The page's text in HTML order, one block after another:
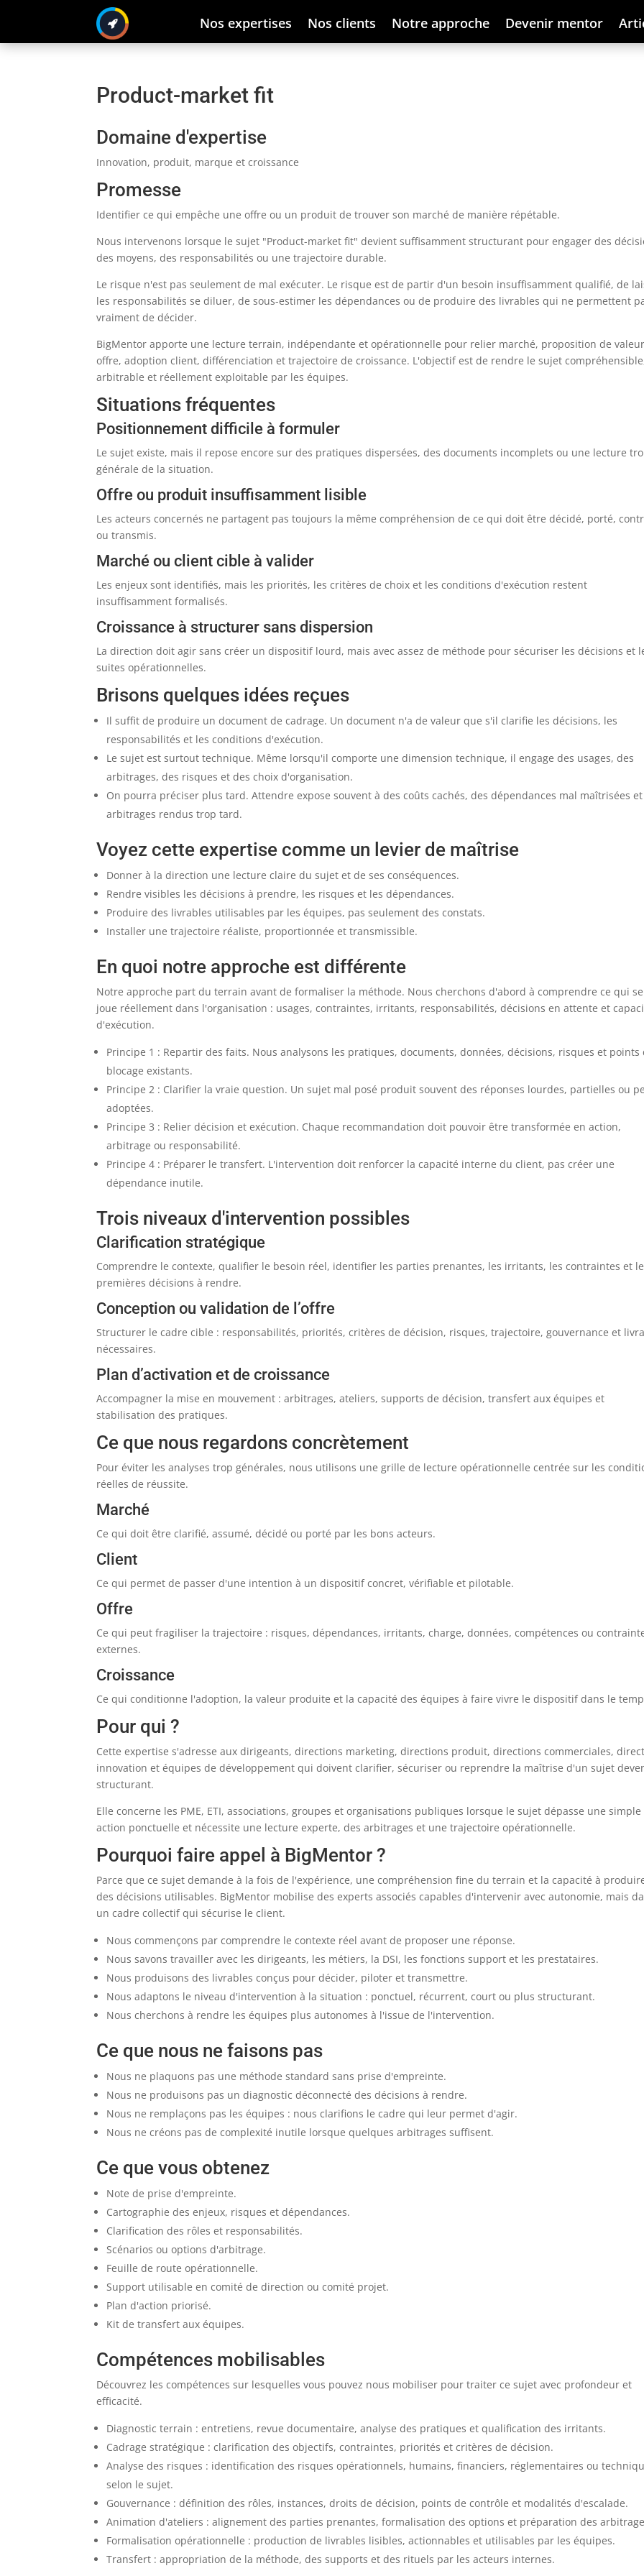
Nos expertises Nos clients Notre approche Devenir mentor
Product-market fit
Domaine d'expertise
Innovation, produit, marque et croissance
Promesse
Identifier ce qui empêche une offre ou un produit de trouver son marché de manière répétable.
Nous intervenons lorsque le sujet "Product-market fit" devient suffisamment structurant pour engager des
des moyens, des responsabilités ou une trajectoire durable.
Le risque n'est pas seulement de mal exécuter. Le risque est de partir d'un besoin insuffisamment qualifié, de
les responsabilités se diluer, de sous-estimer les dépendances ou de produire des livrables qui ne permettent
vraiment de décider.
BigMentor apporte une lecture terrain, indépendante et opérationnelle pour relier marché, proposition de
offre, adoption client, différenciation et trajectoire de croissance. L'objectif est de rendre le sujet
arbitrable et réellement exploitable par les équipes.
Situations fréquentes
Positionnement difficile à formuler
Le sujet existe, mais il repose encore sur des pratiques dispersées, des documents incomplets ou une lecture
générale de la situation.
Offre ou produit insuffisamment lisible
Les acteurs concernés ne partagent pas toujours la même compréhension de ce qui doit être décidé, porté,
ou transmis.
Marché ou client cible à valider
Les enjeux sont identifiés, mais les priorités, les critères de choix et les conditions d'exécution restent
insuffisamment formalisés.
Croissance à structurer sans dispersion
La direction doit agir sans créer un dispositif lourd, mais avec assez de méthode pour sécuriser les décisions et
suites opérationnelles.
Brisons quelques idées reçues
Il suffit de produire un document de cadrage. Un document n'a de valeur que s'il clarifie les décisions, les
responsabilités et les conditions d'exécution.
Le sujet est surtout technique. Même lorsqu'il comporte une dimension technique, il engage des usages, des
arbitrages, des risques et des choix d'organisation.
On pourra préciser plus tard. Attendre expose souvent à des coûts cachés, des dépendances mal maîtrisées et
arbitrages rendus trop tard.
Voyez cette expertise comme un levier de maîtrise
Donner à la direction une lecture claire du sujet et de ses conséquences.
Rendre visibles les décisions à prendre, les risques et les dépendances.
Produire des livrables utilisables par les équipes, pas seulement des constats.
Installer une trajectoire réaliste, proportionnée et transmissible.
En quoi notre approche est différente
Notre approche part du terrain avant de formaliser la méthode. Nous cherchons d'abord à comprendre ce qui se
joue réellement dans l'organisation : usages, contraintes, irritants, responsabilités, décisions en attente et
d'exécution.
Principe 1 : Repartir des faits. Nous analysons les pratiques, documents, données, décisions, risques et points
blocage existants.
Principe 2 : Clarifier la vraie question. Un sujet mal posé produit souvent des réponses lourdes, partielles ou
adoptées.
Principe 3 : Relier décision et exécution. Chaque recommandation doit pouvoir être transformée en action,
arbitrage ou responsabilité.
Principe 4 : Préparer le transfert. L'intervention doit renforcer la capacité interne du client, pas créer une
dépendance inutile.
Trois niveaux d'intervention possibles
Clarification stratégique
Comprendre le contexte, qualifier le besoin réel, identifier les parties prenantes, les irritants, les contraintes et
premières décisions à rendre.
Conception ou validation de l’offre
Structurer le cadre cible : responsabilités, priorités, critères de décision, risques, trajectoire, gouvernance et
nécessaires.
Plan d’activation et de croissance
Accompagner la mise en mouvement : arbitrages, ateliers, supports de décision, transfert aux équipes et
stabilisation des pratiques.
Ce que nous regardons concrètement
Pour éviter les analyses trop générales, nous utilisons une grille de lecture opérationnelle centrée sur les
réelles de réussite.
Marché
Ce qui doit être clarifié, assumé, décidé ou porté par les bons acteurs.
Client
Ce qui permet de passer d'une intention à un dispositif concret, vérifiable et pilotable.
Offre
Ce qui peut fragiliser la trajectoire : risques, dépendances, irritants, charge, données, compétences ou
externes.
Croissance
Ce qui conditionne l'adoption, la valeur produite et la capacité des équipes à faire vivre le dispositif dans le
Pour qui ?
Cette expertise s'adresse aux dirigeants, directions marketing, directions produit, directions commerciales,
innovation et équipes de développement qui doivent clarifier, sécuriser ou reprendre la maîtrise d'un sujet
structurant.
Elle concerne les PME, ETI, associations, groupes et organisations publiques lorsque le sujet dépasse une simple
action ponctuelle et nécessite une lecture experte, des arbitrages et une trajectoire opérationnelle.
Pourquoi faire appel à BigMentor ?
Parce que ce sujet demande à la fois de l'expérience, une compréhension fine du terrain et la capacité à
des décisions utilisables. BigMentor mobilise des experts associés capables d'intervenir avec autonomie, mais
un cadre collectif qui sécurise le client.
Nous commençons par comprendre le contexte réel avant de proposer une réponse.
Nous savons travailler avec les dirigeants, les métiers, la DSI, les fonctions support et les prestataires.
Nous produisons des livrables conçus pour décider, piloter et transmettre.
Nous adaptons le niveau d'intervention à la situation : ponctuel, récurrent, court ou plus structurant.
Nous cherchons à rendre les équipes plus autonomes à l'issue de l'intervention.
Ce que nous ne faisons pas
Nous ne plaquons pas une méthode standard sans prise d'empreinte.
Nous ne produisons pas un diagnostic déconnecté des décisions à rendre.
Nous ne remplaçons pas les équipes : nous clarifions le cadre qui leur permet d'agir.
Nous ne créons pas de complexité inutile lorsque quelques arbitrages suffisent.
Ce que vous obtenez
Note de prise d'empreinte.
Cartographie des enjeux, risques et dépendances.
Clarification des rôles et responsabilités.
Scénarios ou options d'arbitrage.
Feuille de route opérationnelle.
Support utilisable en comité de direction ou comité projet.
Plan d'action priorisé.
Kit de transfert aux équipes.
Compétences mobilisables
Découvrez les compétences sur lesquelles vous pouvez nous mobiliser pour traiter ce sujet avec profondeur et
efficacité.
Diagnostic terrain : entretiens, revue documentaire, analyse des pratiques et qualification des irritants.
Cadrage stratégique : clarification des objectifs, contraintes, priorités et critères de décision.
Analyse des risques : identification des risques opérationnels, humains, financiers, réglementaires ou
selon le sujet.
Gouvernance : définition des rôles, instances, droits de décision, points de contrôle et modalités d'escalade.
Animation d'ateliers : alignement des parties prenantes, formalisation des options et préparation des
Formalisation opérationnelle : production de livrables lisibles, actionnables et utilisables par les équipes.
Transfert : appropriation de la méthode, des supports et des rituels par les acteurs internes.